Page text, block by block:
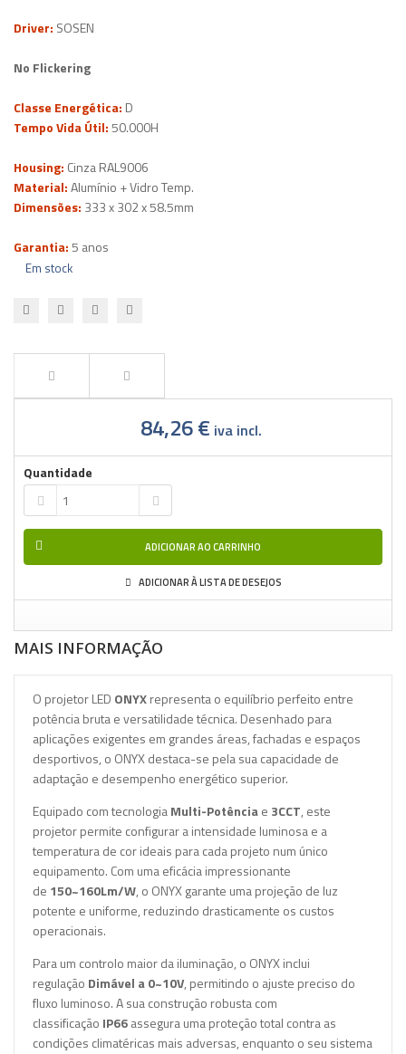
Driver: SOSEN
No Flickering
Classe Energética: D
Tempo Vida Útil:50.000H
Housing: Cinza RAL9006
Material:Alumínio + Vidro Temp.
Dimensões: 333 x 302 x 58.5mm
Garantia:5 anos
Em stock
84,26 € iva incl.
Quantidade
ADICIONAR AO CARRINHO
ADICIONAR À LISTA DE DESEJOS
MAIS INFORMAÇÃO
O projetor LED ONYXrepresenta o equilíbrio perfeito entre
potência bruta e versatilidade técnica. Desenhado para
aplicações exigentes em grandes áreas, fachadas e espaços
desportivos, o ONYX destaca-se pela sua capacidade de
adaptação e desempenho energético superior.
Equipado com tecnologiaMulti-Potênciae 3CCT, este
projetor permite configurar a intensidade luminosa e a
temperatura de cor ideais para cada projeto num único
equipamento. Com uma eficácia impressionante
de 150~160Lm/W, o ONYX garante uma projeção de luz
potente e uniforme, reduzindo drasticamente os custos
operacionais.
Para um controlo maior da iluminação, o ONYX inclui
regulação Dimável a 0~10V, permitindo o ajuste preciso do
fluxo luminoso. A sua construção robusta com
classificação IP66assegura uma proteção total contra as
condições climatéricas mais adversas, enquanto o seu sistema